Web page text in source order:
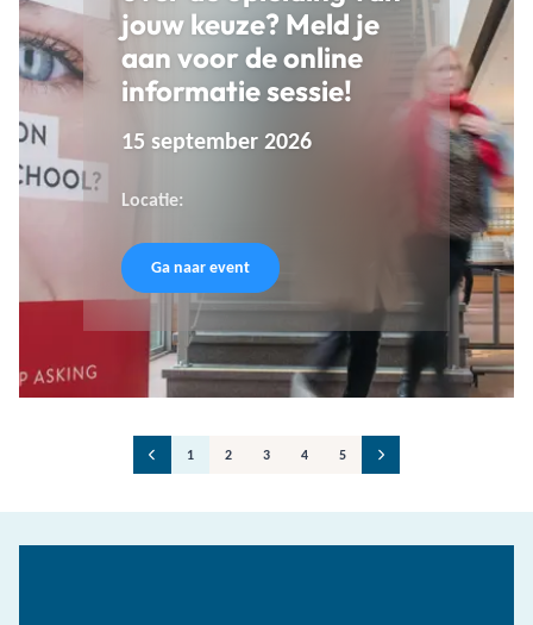
jouw keuze? Meld je
aan voor de online
informatie sessie!
15 september 2026
Locatie:
Ga naar event
1 2 3 4 5